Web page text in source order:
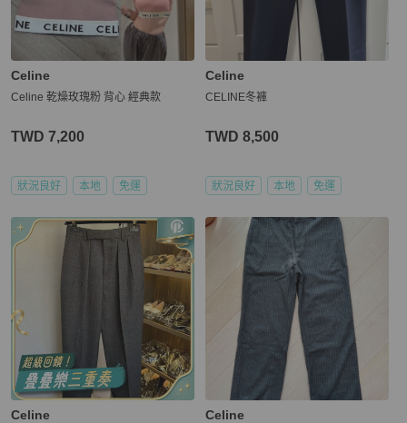
Celine
Celine 乾燥玫瑰粉 背心 經典款
TWD 7,200
狀況良好 本地 免運
Celine
CELINE冬褲
TWD 8,500
狀況良好 本地 免運
Celine Celine